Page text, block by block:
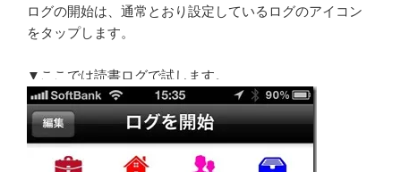
ログの開始は、通常とおり設定しているログのアイコン
をタップします。
▼ここでは読書ログで試します。